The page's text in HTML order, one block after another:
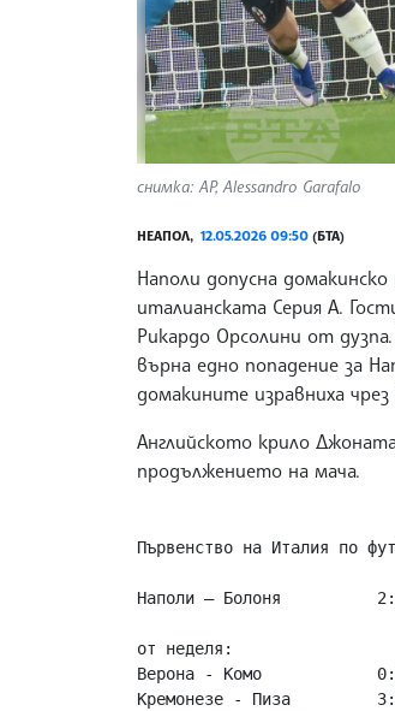
снимка: АР, Alessandro Garafalo
НЕАПОЛ, 12.05.2026 09:50 (БТА)
Наполи допусна
италианската Серия А.
Рикардо Орсолини от
върна едно попадение за
домакините изравниха
Английското крило
продължението на мача.
Първенство на Италия по
Наполи – Болоня	         2:3
от неделя:
Верона - Комо
Кремонезе - Пиза